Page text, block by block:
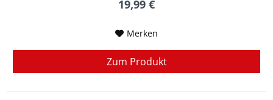
19,99 €
Merken
Zum Produkt